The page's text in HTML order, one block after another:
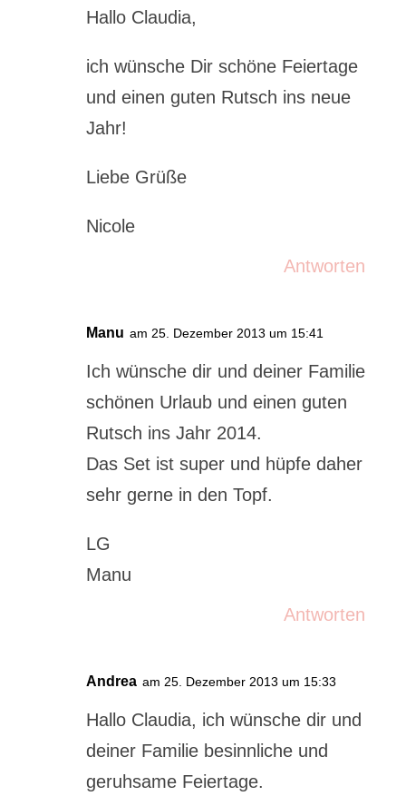
Hallo Claudia,
ich wünsche Dir schöne Feiertage
und einen guten Rutsch ins neue
Jahr!
Liebe Grüße
Nicole
Antworten
Manu am 25. Dezember 2013 um 15:41
Ich wünsche dir und deiner Familie
schönen Urlaub und einen guten
Rutsch ins Jahr 2014.
Das Set ist super und hüpfe daher
sehr gerne in den Topf.
LG
Manu
Antworten
Andrea am 25. Dezember 2013 um 15:33
Hallo Claudia, ich wünsche dir und
deiner Familie besinnliche und
geruhsame Feiertage.